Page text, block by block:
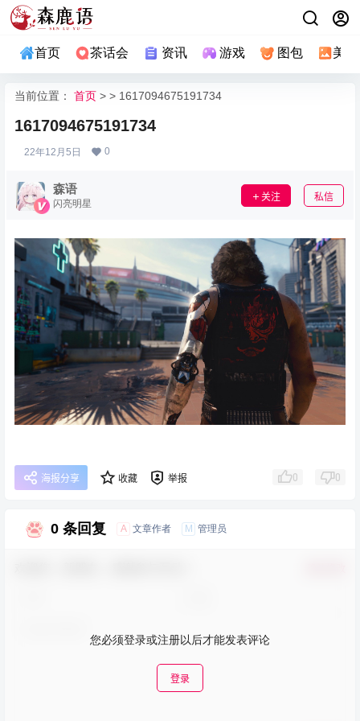
首页 茶话会 资讯 游戏 图包 美图
当前位置： 首页 > > 1617094675191734
1617094675191734
22年12月5日 0
森语
闪亮明星
关注 私信
海报分享 收藏 举报 0 0
0 条回复 A 文章作者 M 管理员
您必须登录或注册以后才能发表评论
登录